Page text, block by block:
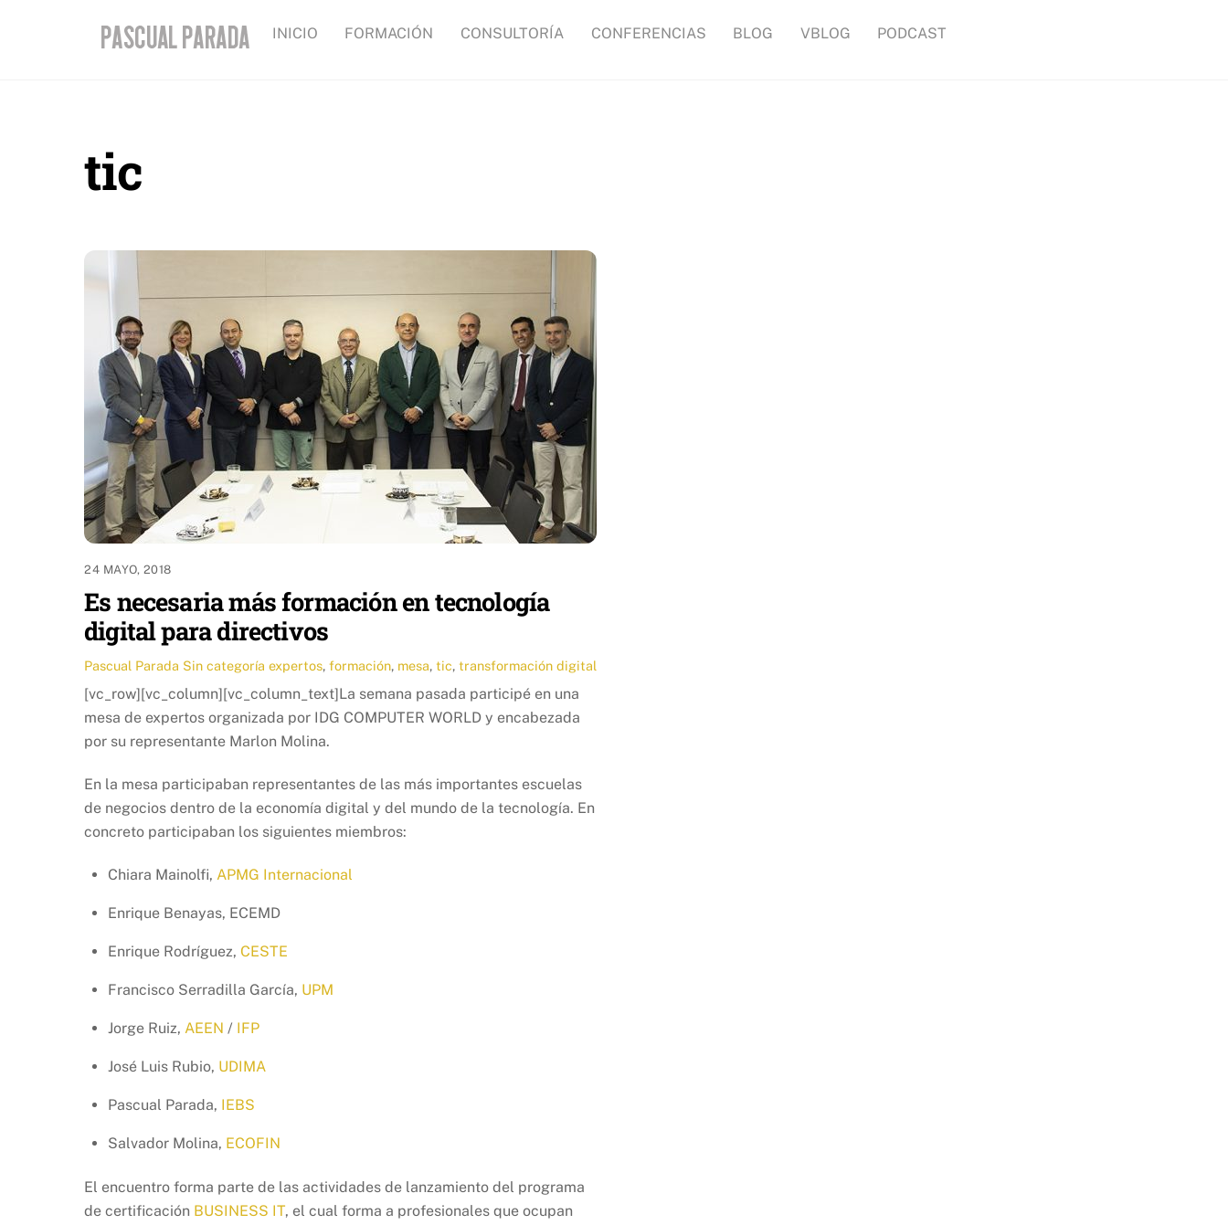
INICIO FORMACIÓN CONSULTORÍA CONFERENCIAS BLOG VBLOG PODCAST
tic
24 MAYO, 2018
Es necesaria más formación en tecnología
digital para directivos
Pascual Parada Sin categoría expertos, formación, mesa, tic, transformación digital
[vc_row][vc_column][vc_column_text]La semana pasada participé en una
mesa de expertos organizada por IDG COMPUTER WORLD y encabezada
por su representante Marlon Molina.
En la mesa participaban representantes de las más importantes escuelas
de negocios dentro de la economía digital y del mundo de la tecnología. En
concreto participaban los siguientes miembros:
Chiara Mainolfi, APMG Internacional
Enrique Benayas, ECEMD
Enrique Rodríguez, CESTE
Francisco Serradilla García, UPM
Jorge Ruiz, AEEN / IFP
José Luis Rubio, UDIMA
Pascual Parada, IEBS
Salvador Molina, ECOFIN
El encuentro forma parte de las actividades de lanzamiento del programa
de certificación BUSINESS IT, el cual forma a profesionales que ocupan